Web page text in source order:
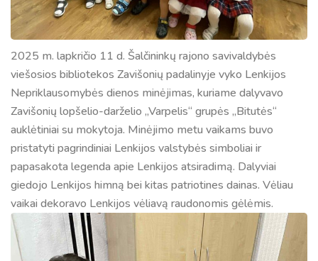
2025 m. lapkričio 11 d. Šalčininkų rajono savivaldybės
viešosios bibliotekos Zavišonių padalinyje vyko Lenkijos
Nepriklausomybės dienos minėjimas, kuriame dalyvavo
Zavišonių lopšelio-darželio „Varpelis“ grupės „Bitutės“
auklėtiniai su mokytoja. Minėjimo metu vaikams buvo
pristatyti pagrindiniai Lenkijos valstybės simboliai ir
papasakota legenda apie Lenkijos atsiradimą. Dalyviai
giedojo Lenkijos himną bei kitas patriotines dainas. Vėliau
vaikai dekoravo Lenkijos vėliavą raudonomis gėlėmis.